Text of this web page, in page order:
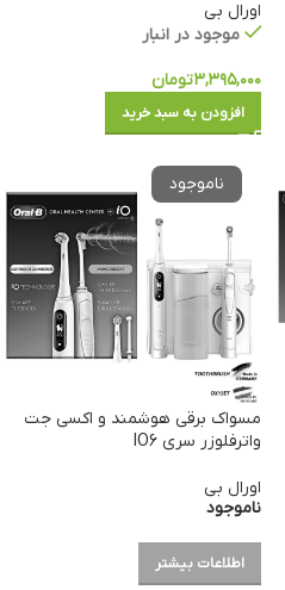
اورال بی
موجود در انبار
۳,۳۹۵,۰۰۰تومان
افزودن به سبد خرید
مسواک برقی هوشمند و اکسی جت
واترفلوزر سری IO6
اورال بی
ناموجود
اطلاعات بیشتر